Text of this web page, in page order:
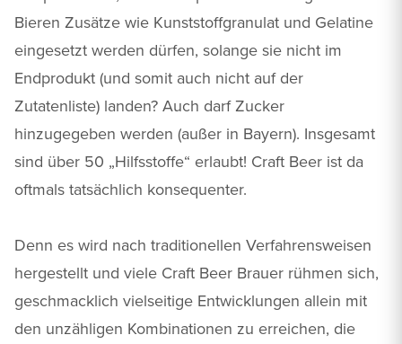
Bieren Zusätze wie Kunststoffgranulat und Gelatine
eingesetzt werden dürfen, solange sie nicht im
Endprodukt (und somit auch nicht auf der
Zutatenliste) landen? Auch darf Zucker
hinzugegeben werden (außer in Bayern). Insgesamt
sind über 50 „Hilfsstoffe“ erlaubt! Craft Beer ist da
oftmals tatsächlich konsequenter.
Denn es wird nach traditionellen Verfahrensweisen
hergestellt und viele Craft Beer Brauer rühmen sich,
geschmacklich vielseitige Entwicklungen allein mit
den unzähligen Kombinationen zu erreichen, die